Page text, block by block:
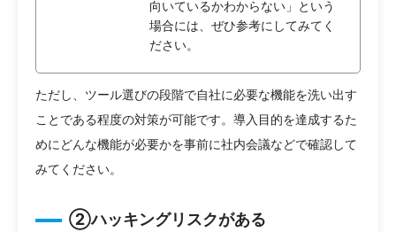
向いているかわからない」という
場合には、ぜひ参考にしてみてく
ださい。
ただし、ツール選びの段階で自社に必要な機能を洗い出す
ことである程度の対策が可能です。導入目的を達成するた
めにどんな機能が必要かを事前に社内会議などで確認して
みてください。
②ハッキングリスクがある